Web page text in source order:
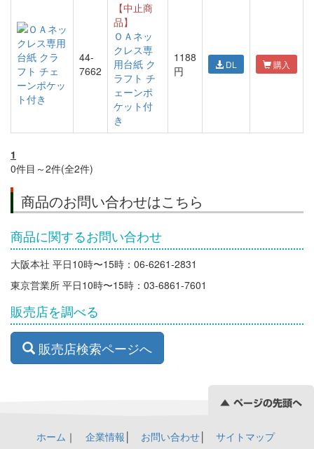
44-
7662
【中止商
品】
ＯＡネッ
クレス専
用台紙 ク
ラフト チ
ェーンポ
ケット付
き
1188
円
DL 購入
1
0件目～2件(全2件)
商品のお問い合わせはこちら
商品に関するお問い合わせ
大阪本社 平日10時〜15時：06-6261-2831
東京営業所 平日10時〜15時：03-6861-7601
販売店を調べる
販売店検索ページへ
ホーム ｜ 企業情報 お問い合わせ│ サイトマップ